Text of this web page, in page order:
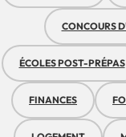
CONCOURS
ÉCOLES POST-PRÉPAS
FINANCES